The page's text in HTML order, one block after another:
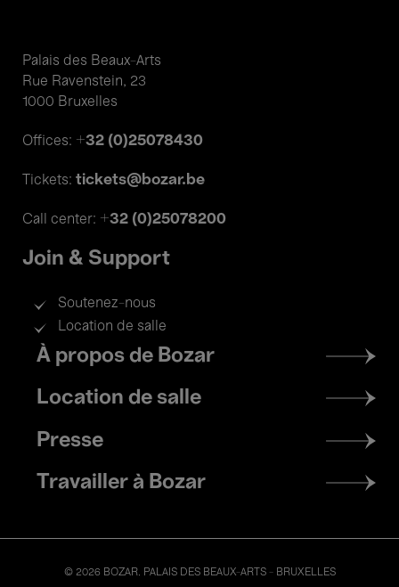
Palais des Beaux-Arts
Rue Ravenstein, 23
1000 Bruxelles
Offices: +32 (0)25078430
Tickets: tickets@bozar.be
Call center: +32 (0)25078200
Join & Support
Soutenez-nous
Location de salle
Footer
menu
À propos de Bozar
Location de salle
Presse
Travailler à Bozar
© 2026 BOZAR. PALAIS DES BEAUX-ARTS - BRUXELLES